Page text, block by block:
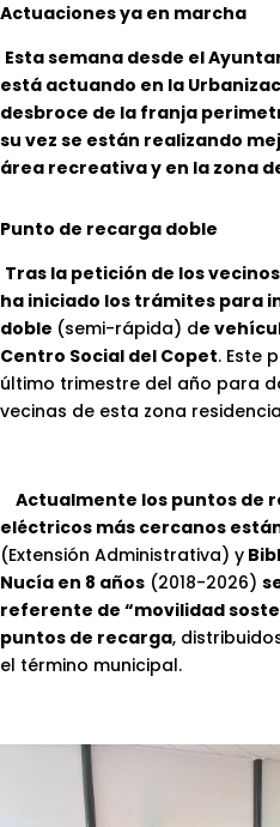
Actuaciones ya en marcha
Esta semana desde el
está actuando en la
desbroce de la franja
su vez se están realizando
área recreativa y en la zona
Punto de recarga doble
Tras la petición de los
ha iniciado los trámites para
doble (semi-rápida) de
Centro Social del Copet. Este
último trimestre del año para
vecinas de esta zona
Actualmente los puntos de
eléctricos más cercanos
(Extensión Administrativa) y
Nucía en 8 años (2018-2026)
referente de “movilidad
puntos de recarga,
el término municipal.